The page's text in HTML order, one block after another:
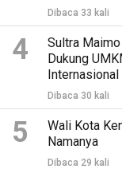
Dibaca 33 kali
4
Sultra
Dukung
Internasional
Dibaca 30 kali
5
Wali Kota
Namanya
Dibaca 29 kali